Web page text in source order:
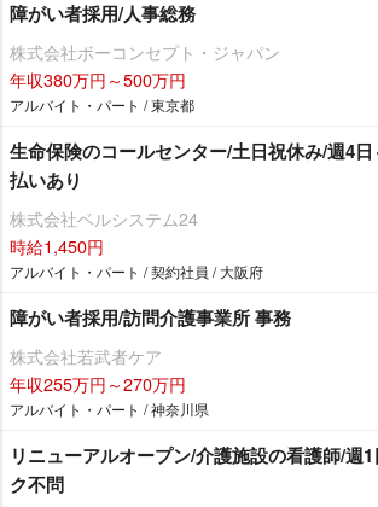
障がい者採用/人事総務
株式会社ボーコンセプト・ジャパン
年収380万円～500万円
アルバイト・パート / 東京都
生命保険のコールセンター/土日祝休み/週4
払いあり
株式会社ベルシステム24
時給1,450円
アルバイト・パート / 契約社員 / 大阪府
障がい者採用/訪問介護事業所 事務
株式会社若武者ケア
年収255万円～270万円
アルバイト・パート / 神奈川県
リニューアルオープン/介護施設の看護師/週
ク不問